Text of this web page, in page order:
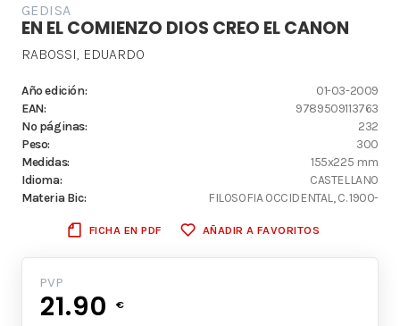
GEDISA
EN EL COMIENZO DIOS CREO EL CANON
RABOSSI, EDUARDO
Año edición:
01-03-2009
EAN:
9789509113763
Nº páginas:
232
Peso:
300
Medidas:
155x225 mm
Idioma:
CASTELLANO
Materia Bic:
FILOSOFIA OCCIDENTAL, C. 1900-
FICHA EN PDF AÑADIR A FAVORITOS
PVP
21.90 €